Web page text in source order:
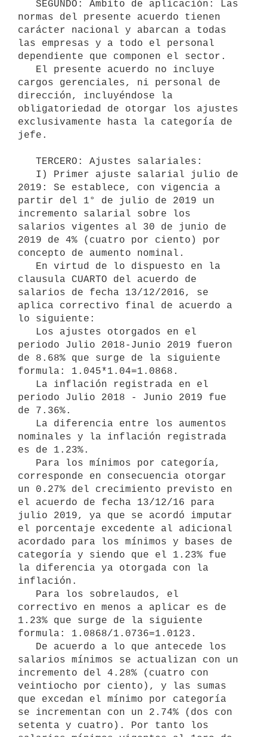
normas del presente acuerdo tienen
carácter nacional y abarcan a todas
las empresas y a todo el personal
dependiente que componen el sector.
cargos gerenciales, ni personal de
dirección, incluyéndose la
obligatoriedad de otorgar los ajustes
exclusivamente hasta la categoría de
jefe.
2019: Se establece, con vigencia a
partir del 1° de julio de 2019 un
incremento salarial sobre los
salarios vigentes al 30 de junio de
2019 de 4% (cuatro por ciento) por
concepto de aumento nominal.
clausula CUARTO del acuerdo de
salarios de fecha 13/12/2016, se
aplica correctivo final de acuerdo a
lo siguiente:
periodo Julio 2018-Junio 2019 fueron
de 8.68% que surge de la siguiente
formula: 1.045*1.04=1.0868.
periodo Julio 2018 - Junio 2019 fue
de 7.36%.
nominales y la inflación registrada
es de 1.23%.
corresponde en consecuencia otorgar
un 0.27% del crecimiento previsto en
el acuerdo de fecha 13/12/16 para
julio 2019, ya que se acordó imputar
el porcentaje excedente al adicional
acordado para los mínimos y bases de
categoría y siendo que el 1.23% fue
la diferencia ya otorgada con la
inflación.
correctivo en menos a aplicar es de
1.23% que surge de la siguiente
formula: 1.0868/1.0736=1.0123.
salarios mínimos se actualizan con un
incremento del 4.28% (cuatro con
veintiocho por ciento), y las sumas
que excedan el mínimo por categoría
se incrementan con un 2.74% (dos con
setenta y cuatro). Por tanto los